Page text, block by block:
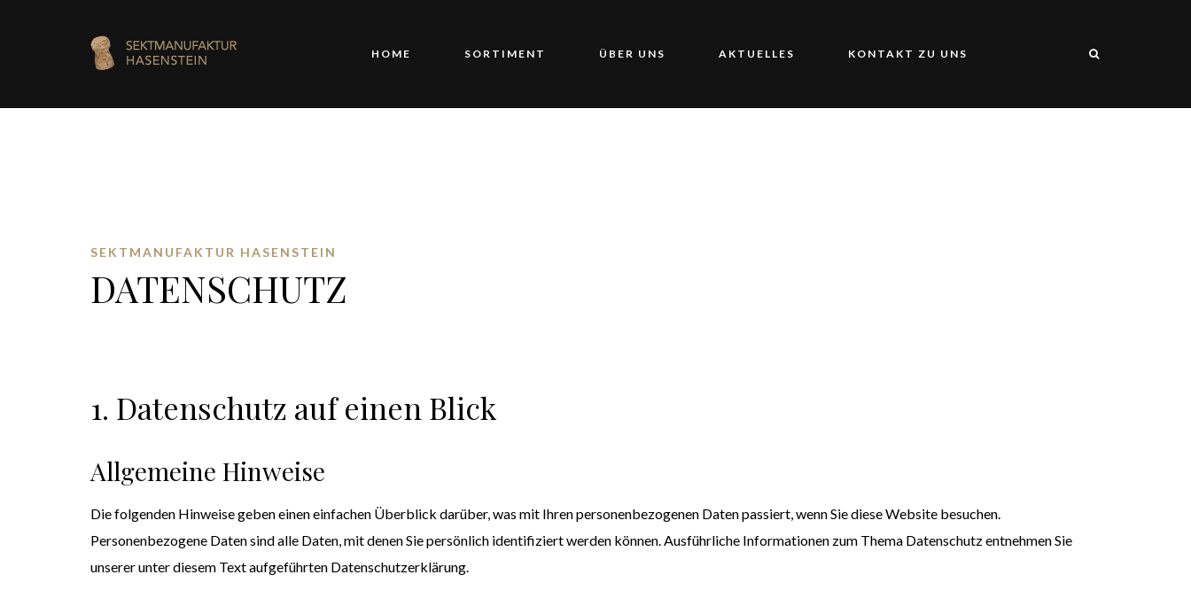
HOME SORTIMENT ÜBER UNS AKTUELLES KONTAKT ZU UNS
SEKTMANUFAKTUR HASENSTEIN
DATENSCHUTZ
1. Datenschutz auf einen Blick
Allgemeine Hinweise
Die folgenden Hinweise geben einen einfachen Überblick darüber, was mit Ihren personenbezogenen Daten passiert, wenn Sie diese Website besuchen.
Personenbezogene Daten sind alle Daten, mit denen Sie persönlich identifiziert werden können. Ausführliche Informationen zum Thema Datenschutz entnehmen Sie
unserer unter diesem Text aufgeführten Datenschutzerklärung.